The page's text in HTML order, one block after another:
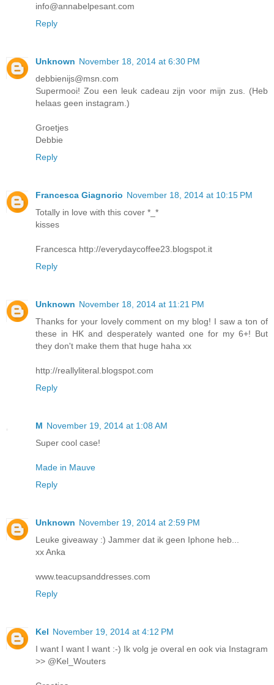
info@annabelpesant.com
Reply
Unknown November 18, 2014 at 6:30 PM
debbienijs@msn.com
Supermooi! Zou een leuk cadeau zijn voor mijn zus. (Heb
helaas geen instagram.)
Groetjes
Debbie
Reply
Francesca Giagnorio November 18, 2014 at 10:15 PM
Totally in love with this cover *_*
kisses
Francesca http://everydaycoffee23.blogspot.it
Reply
Unknown November 18, 2014 at 11:21 PM
Thanks for your lovely comment on my blog! I saw a ton of
these in HK and desperately wanted one for my 6+! But
they don't make them that huge haha xx
http://reallyliteral.blogspot.com
Reply
M November 19, 2014 at 1:08 AM
Super cool case!
Made in Mauve
Reply
Unknown November 19, 2014 at 2:59 PM
Leuke giveaway :) Jammer dat ik geen Iphone heb...
xx Anka
www.teacupsanddresses.com
Reply
Kel November 19, 2014 at 4:12 PM
I want I want I want :-) Ik volg je overal en ook via Instagram
>> @Kel_Wouters